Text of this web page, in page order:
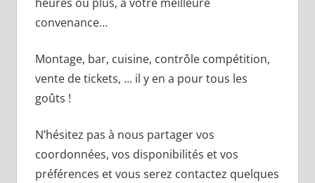
convenance…
Montage, bar, cuisine, contrôle compétition,
vente de tickets, … il y en a pour tous les
goûts !
N’hésitez pas à nous partager vos
coordonnées, vos disponibilités et vos
préférences et vous serez contactez quelques